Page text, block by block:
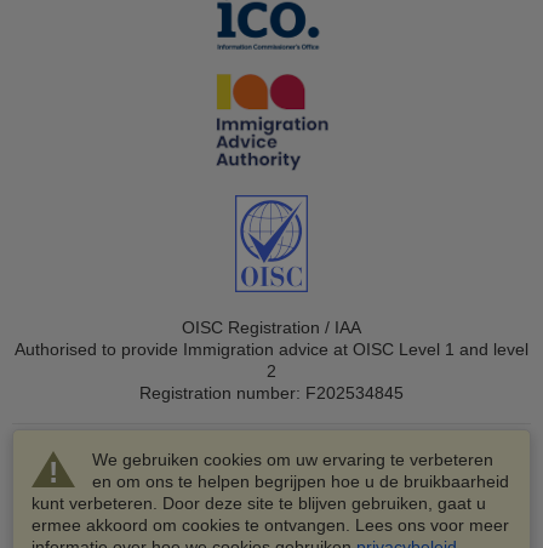
We gebruiken cookies om uw ervaring te verbeteren
en om ons te helpen begrijpen hoe u de bruikbaarheid
kunt verbeteren. Door deze site te blijven gebruiken, gaat u
ermee akkoord om cookies te ontvangen. Lees ons voor meer
OISC Registration / IAA
Authorised to provide Immigration advice at OISC Level 1 and level
2
Registration number: F202534845
© 2003-2026 VisaHQ.com, Inc. Alle rechten voorbehouden.